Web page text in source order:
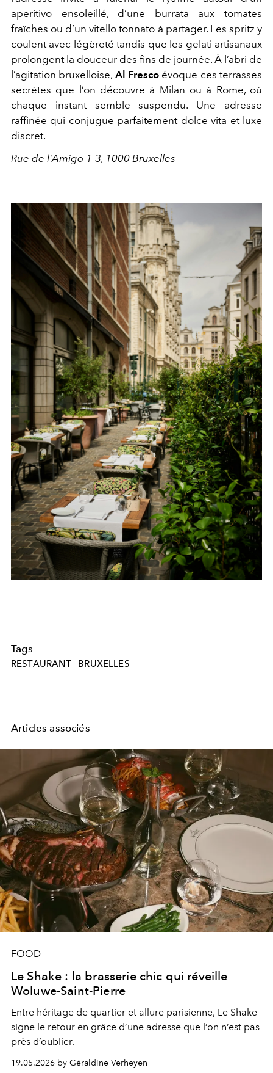
aperitivo ensoleillé, d’une burrata aux tomates
fraîches ou d’un vitello tonnato à partager. Les spritz y
coulent avec légèreté tandis que les gelati artisanaux
prolongent la douceur des fins de journée. À l’abri de
l’agitation bruxelloise, Al Fresco évoque ces terrasses
secrètes que l’on découvre à Milan ou à Rome, où
chaque instant semble suspendu. Une adresse
raffinée qui conjugue parfaitement dolce vita et luxe
discret.
Rue de l'Amigo 1-3, 1000 Bruxelles
Tags
RESTAURANT BRUXELLES
Articles associés
FOOD
Le Shake : la brasserie chic qui réveille
Woluwe-Saint-Pierre
Entre héritage de quartier et allure parisienne, Le Shake
signe le retour en grâce d’une adresse que l’on n’est pas
près d’oublier.
19.05.2026 by Géraldine Verheyen